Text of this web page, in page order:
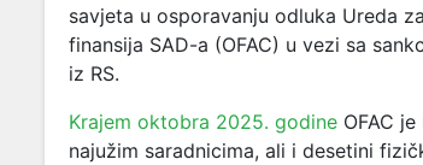
savjeta u osporavanju odluka Ureda
finansija SAD-a (OFAC) u vezi sa
iz RS.
Krajem oktobra 2025. godine OFAC
najužim saradnicima, ali i desetini